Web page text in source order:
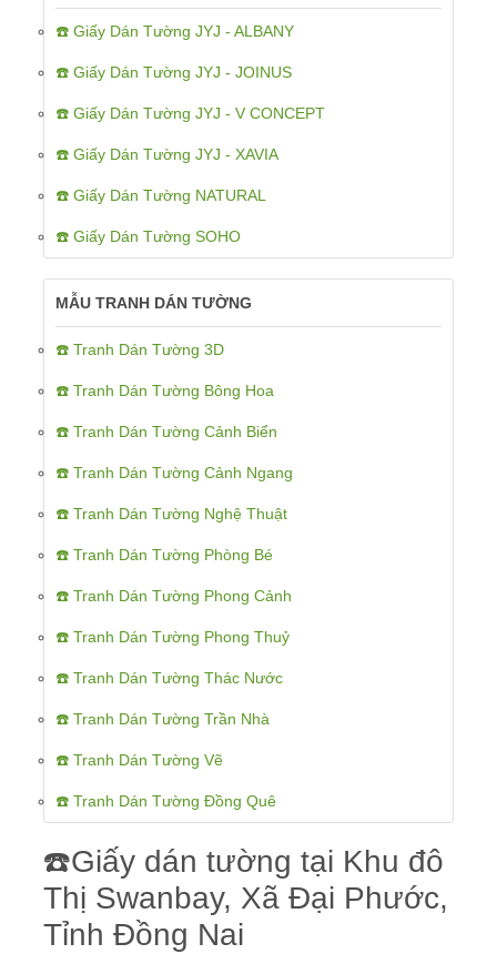
☎️ Giấy Dán Tường JYJ - ALBANY
☎️ Giấy Dán Tường JYJ - JOINUS
☎️ Giấy Dán Tường JYJ - V CONCEPT
☎️ Giấy Dán Tường JYJ - XAVIA
☎️ Giấy Dán Tường NATURAL
☎️ Giấy Dán Tường SOHO
MẪU TRANH DÁN TƯỜNG
☎️ Tranh Dán Tường 3D
☎️ Tranh Dán Tường Bông Hoa
☎️ Tranh Dán Tường Cảnh Biển
☎️ Tranh Dán Tường Cảnh Ngang
☎️ Tranh Dán Tường Nghệ Thuật
☎️ Tranh Dán Tường Phòng Bé
☎️ Tranh Dán Tường Phong Cảnh
☎️ Tranh Dán Tường Phong Thuỷ
☎️ Tranh Dán Tường Thác Nước
☎️ Tranh Dán Tường Trần Nhà
☎️ Tranh Dán Tường Vẽ
☎️ Tranh Dán Tường Đồng Quê
☎️Giấy dán tường tại Khu đô
Thị Swanbay, Xã Đại Phước,
Tỉnh Đồng Nai